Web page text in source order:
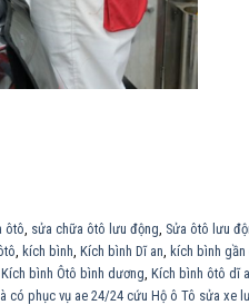
ôtô sửa chữa ôtô lưu động Sửa ôtô lưu
kích bình Kích bình Dĩ an kích bình gần
Kích bình Ôtô bình dương Kích bình ôtô dĩ
phục vụ ae 24/24 cứu Hộ ô Tô sửa xe